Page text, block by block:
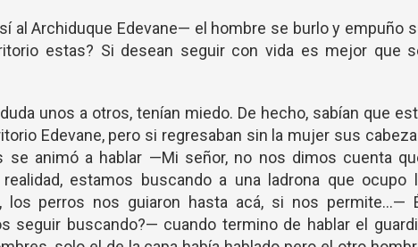
al Archiduque Edevane— el hombre se burlo y empuño
estas? Si desean seguir con vida es mejor que
unos a otros, tenían miedo. De hecho, sabían que
Edevane, pero si regresaban sin la mujer sus
se animó a hablar —Mi señor, no nos dimos cuenta
estamos buscando a una ladrona que ocupo
los perros nos guiaron hasta acá, si nos permite…—
seguir buscando?— cuando termino de hablar el